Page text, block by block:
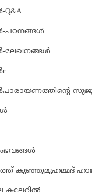
കുഞ്ഞുമുഹമ്മദ്